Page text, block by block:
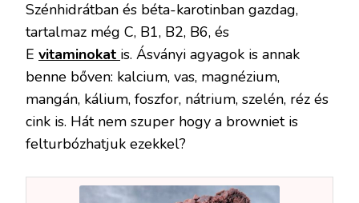
Szénhidrátban és béta-karotinban gazdag,
tartalmaz még C, B1, B2, B6, és
E vitaminokat is. Ásványi agyagok is annak
benne bőven: kalcium, vas, magnézium,
mangán, kálium, foszfor, nátrium, szelén, réz és
cink is. Hát nem szuper hogy a browniet is
felturbózhatjuk ezekkel?